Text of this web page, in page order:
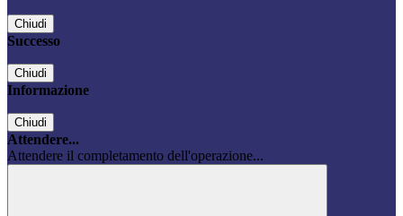
Chiudi
Successo
Chiudi
Informazione
Chiudi
Attendere...
Attendere il completamento dell'operazione...